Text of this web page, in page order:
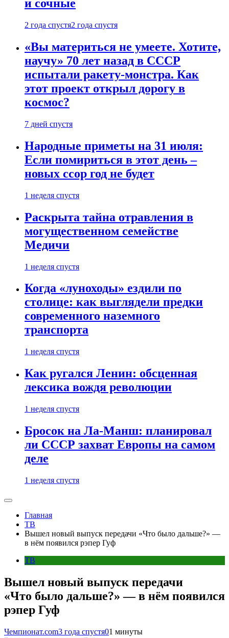
и сочные
2 года спустя2 года спустя
«Вы материться не умеете. Хотите,
научу» 70 лет назад в СССР
испытали ракету-монстра. Как
этот проект открыл дорогу в
космос?
7 дней спустя
Народные приметы на 31 июля:
Если помириться в этот день –
новых ссор год не будет
1 неделя спустя
Раскрыта тайна отравления в
могущественном семействе
Медичи
1 неделя спустя
Когда «луноходы» ездили по
столице: как выглядели предки
современного наземного
транспорта
1 неделя спустя
Как ругался Ленин: обсценная
лексика вождя революции
1 неделя спустя
Бросок на Ла-Манш: планировал
ли СССР захват Европы на самом
деле
1 неделя спустя
Главная
ТВ
Вышел новый выпуск передачи «Что было дальше?» —
в нём появился рэпер Гуф
ТВ
Вышел новый выпуск передачи
«Что было дальше?» — в нём появился
рэпер Гуф
Чемпионат.com3 года спустя01 минуты